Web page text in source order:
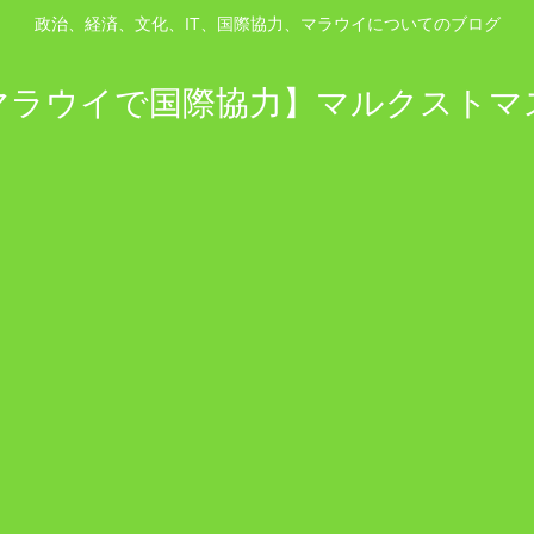
政治、経済、文化、IT、国際協力、マラウイについてのブログ
ラウイで国際協力】マルクストマ